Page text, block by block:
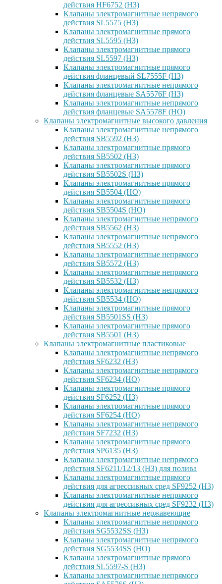
действия HF6752 (НЗ)
Клапаны электромагнитные непрямого
действия SL5575 (НЗ)
Клапаны электромагнитные прямого
действия SL5595 (НЗ)
Клапаны электромагнитные прямого
действия SL5597 (НЗ)
Клапаны электромагнитные прямого
действия фланцевый SL7555F (НЗ)
Клапаны электромагнитные непрямого
действия фланцевые SA5576F (НЗ)
Клапаны электромагнитные непрямого
действия фланцевые SA5578F (НО)
Клапаны электромагнитные высокого давления
Клапаны электромагнитные непрямого
действия SB5592 (НЗ)
Клапаны электромагнитные прямого
действия SB5502 (НЗ)
Клапаны электромагнитные прямого
действия SB5502S (НЗ)
Клапаны электромагнитные прямого
действия SB5504 (НО)
Клапаны электромагнитные прямого
действия SB5504S (НО)
Клапаны электромагнитные непрямого
действия SB5562 (НЗ)
Клапаны электромагнитные непрямого
действия SB5552 (НЗ)
Клапаны электромагнитные непрямого
действия SB5572 (НЗ)
Клапаны электромагнитные непрямого
действия SB5532 (НЗ)
Клапаны электромагнитные непрямого
действия SB5534 (НО)
Клапаны электромагнитные прямого
действия SB5501SS (НЗ)
Клапаны электромагнитные прямого
действия SB5501 (НЗ)
Клапаны электромагнитные пластиковые
Клапаны электромагнитные непрямого
действия SF6232 (НЗ)
Клапаны электромагнитные непрямого
действия SF6234 (НО)
Клапаны электромагнитные прямого
действия SF6252 (НЗ)
Клапаны электромагнитные прямого
действия SF6254 (НО)
Клапаны электромагнитные непрямого
действия SF7232 (НЗ)
Клапаны электромагнитные прямого
действия SP6135 (НЗ)
Клапаны электромагнитные непрямого
действия SF6211/12/13 (НЗ) для полива
Клапаны электромагнитные прямого
действия для агрессивных сред SF9252 (H3)
Клапаны электромагнитные непрямого
действия для агрессивных сред SF9232 (H3)
Клапаны электромагнитные нержавеющие
Клапаны электромагнитные непрямого
действия SG5532SS (НЗ)
Клапаны электромагнитные непрямого
действия SG5534SS (НО)
Клапаны электромагнитные прямого
действия SL5597-S (НЗ)
Клапаны электромагнитные непрямого